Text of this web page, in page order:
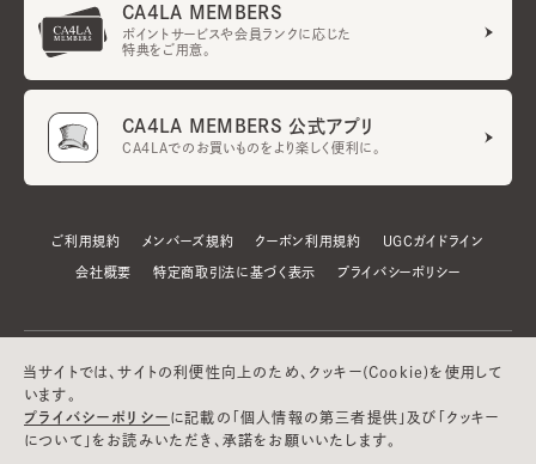
CA4LA MEMBERS
ポイントサービスや会員ランクに応じた
特典をご用意。
CA4LA MEMBERS 公式アプリ
CA4LAでのお買いものをより楽しく便利に。
ご利用規約 メンバーズ規約 クーポン利用規約 UGCガイドライン
会社概要 特定商取引法に基づく表示 プライバシーポリシー
当サイトでは、サイトの利便性向上のため、クッキー(Cookie)を使用して
います。
プライバシーポリシー に記載の「個人情報の第三者提供」及び「クッキー
について」をお読みいただき、承諾をお願いいたします。